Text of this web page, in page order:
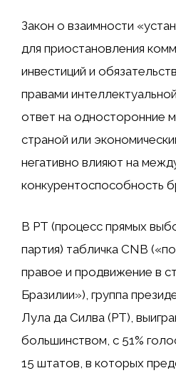
Закон о взаимности
для приостановления
инвестиций и
правами
ответ на односторонние
страной или
негативно влияют на
конкурентоспособность
В PT (процесс прямых
партия) табличка CNB
правое и продвижение в
Бразилии»), группа
Лула да Силва (PT),
большинством, с 51%
15 штатов, в которых